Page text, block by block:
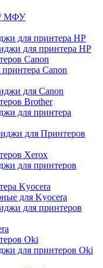
/ МФУ
для принтера HP
для принтера HP
Сanon
Сanon
для Сanon
Brother
для принтера
для Принтеров
Xerox
для принтеров
Kyocera
для Kyocera
для принтеров
Oki
для принтеров Oki